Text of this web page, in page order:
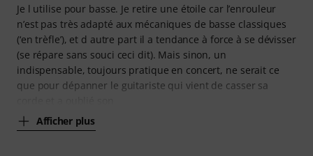
Je l utilise pour basse. Je retire une étoile car l’enrouleur
n’est pas très adapté aux mécaniques de basse classiques
(‘en trèfle’), et d autre part il a tendance à force à se dévisser
(se répare sans souci ceci dit). Mais sinon, un
indispensable, toujours pratique en concert, ne serait ce
que pour dépanner le guitariste qui vient de casser sa
Afficher plus